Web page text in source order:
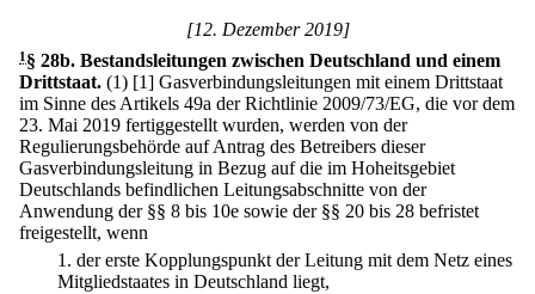
[12. Dezember 2019]
1 § 28b. Bestandsleitungen zwischen Deutschland und einem
Drittstaat. (1) [1] Gasverbindungsleitungen mit einem Drittstaat
im Sinne des Artikels 49a der Richtlinie 2009/73/EG, die vor dem
23. Mai 2019 fertiggestellt wurden, werden von der
Regulierungsbehörde auf Antrag des Betreibers dieser
Gasverbindungsleitung in Bezug auf die im Hoheitsgebiet
Deutschlands befindlichen Leitungsabschnitte von der
Anwendung der §§ 8 bis 10e sowie der §§ 20 bis 28 befristet
freigestellt, wenn
1. der erste Kopplungspunkt der Leitung mit dem Netz eines
Mitgliedstaates in Deutschland liegt,